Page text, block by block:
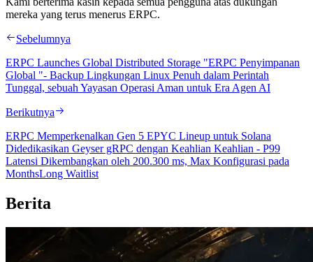
mereka yang terus menerus ERPC.
Sebelumnya
ERPC Launches Global Distributed Storage "ERPC Penyimpanan
Global "- Backup Lingkungan Linux Penuh dalam Perintah
Tunggal, sebuah Yayasan Operasi Aman untuk Era Agen AI
Berikutnya
ERPC Memperkenalkan Gen 5 EPYC Lineup untuk Solana
Didedikasikan Geyser gRPC dengan Keahlian Keahlian - P99
Latensi Dikembangkan oleh 200.300 ms, Max Konfigurasi pada
MonthsLong Waitlist
Berita